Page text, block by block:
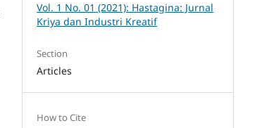
Vol. 1 No. 01 (2021): Hastagina: Jurnal
Kriya dan Industri Kreatif
Section
Articles
How to Cite